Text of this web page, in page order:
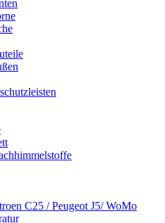
C25 / Peugeot J5/ WoMo